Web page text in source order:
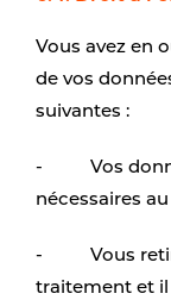
Vous avez en
de vos
suivantes :
- Vos
nécessaires
- Vous
traitement et il